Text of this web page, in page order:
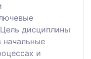
дисциплины
начальные
и